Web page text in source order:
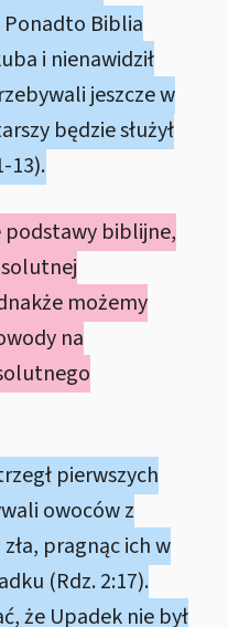
Ponadto Biblia
i nienawidził
jeszcze w
będzie służył
13).
podstawy biblijne,
możemy
na
pierwszych
owoców z
pragnąc ich w
(Rdz. 2:17).
że Upadek nie był